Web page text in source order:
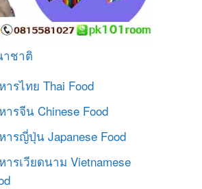
าชาติ
ารไทย Thai Food
ารจีน Chinese Food
ารญี่ปุ่น Japanese Food
ารเวียดนาม Vietnamese